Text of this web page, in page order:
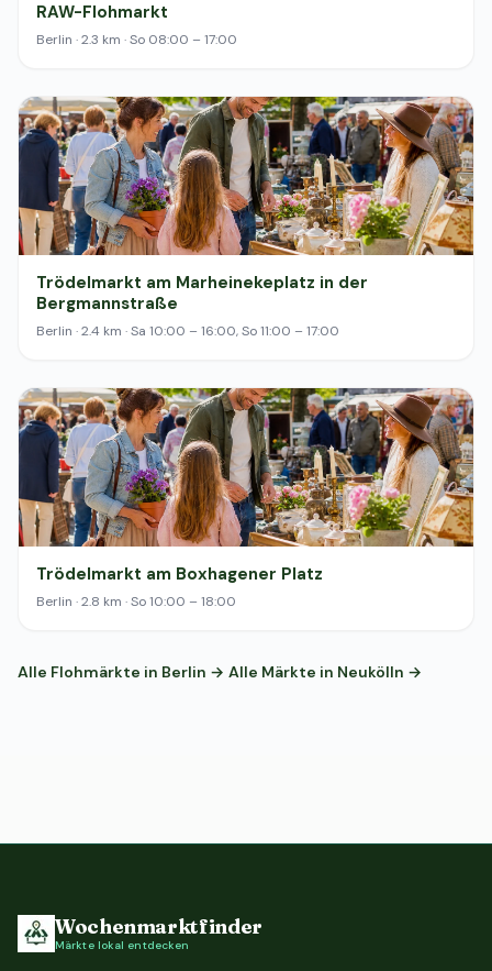
RAW-Flohmarkt
Berlin · 2.3 km · So 08:00 – 17:00
Trödelmarkt am Marheinekeplatz in der
Bergmannstraße
Berlin · 2.4 km · Sa 10:00 – 16:00, So 11:00 – 17:00
Trödelmarkt am Boxhagener Platz
Berlin · 2.8 km · So 10:00 – 18:00
Alle Flohmärkte in Berlin → Alle Märkte in Neukölln →
Wochenmarktfinder
Märkte lokal entdecken